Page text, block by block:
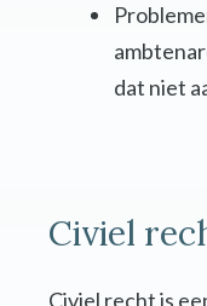
dat niet
Civiel
Civiel recht is